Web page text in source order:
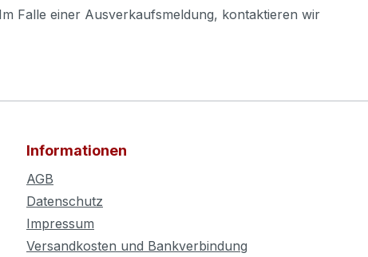
Falle einer Ausverkaufsmeldung, kontaktieren wir
Informationen
AGB
Datenschutz
Impressum
Versandkosten und Bankverbindung